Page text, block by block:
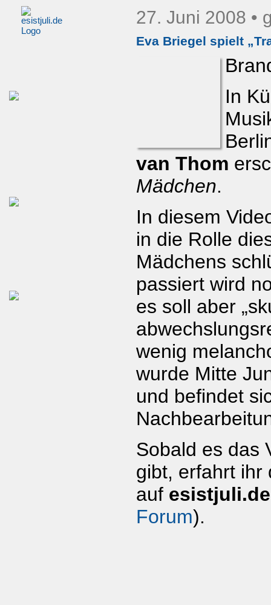
27. Juni 2008 •
Eva Briegel spielt
In
van Thom
Mädchen.
In diesem
in die Rolle
Mädchens
passiert wird
es soll aber
wenig
wurde Mitte
und befindet
Sobald es das
gibt, erfahrt ihr
auf esistjuli.de
Forum).